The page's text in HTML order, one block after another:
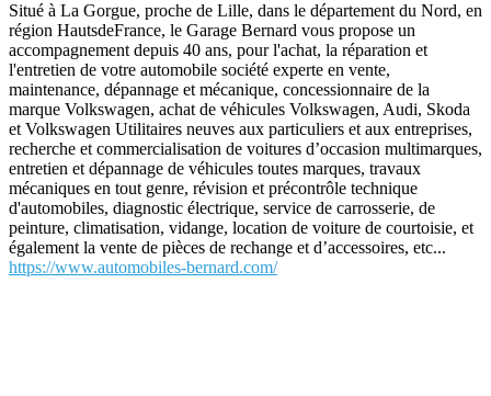
Situé à La Gorgue, proche de Lille, dans le département du Nord, en
région HautsdeFrance, le Garage Bernard vous propose un
accompagnement depuis 40 ans, pour l'achat, la réparation et
l'entretien de votre automobile société experte en vente,
maintenance, dépannage et mécanique, concessionnaire de la
marque Volkswagen, achat de véhicules Volkswagen, Audi, Skoda
et Volkswagen Utilitaires neuves aux particuliers et aux entreprises,
recherche et commercialisation de voitures d’occasion multimarques,
entretien et dépannage de véhicules toutes marques, travaux
mécaniques en tout genre, révision et précontrôle technique
d'automobiles, diagnostic électrique, service de carrosserie, de
peinture, climatisation, vidange, location de voiture de courtoisie, et
également la vente de pièces de rechange et d’accessoires, etc...
https://www.automobiles-bernard.com/